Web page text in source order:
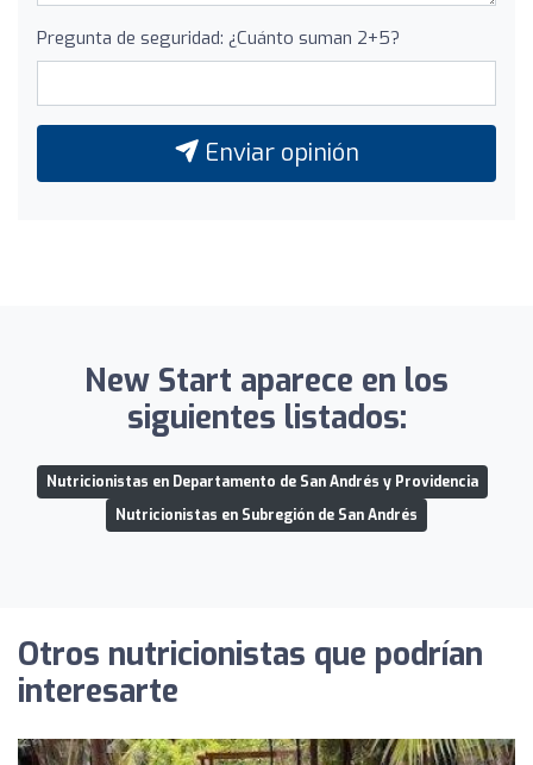
Pregunta de seguridad: ¿Cuánto suman 2+5?
Enviar opinión
New Start aparece en los
siguientes listados:
Nutricionistas en Departamento de San Andrés y Providencia
Nutricionistas en Subregión de San Andrés
Otros nutricionistas que podrían
interesarte